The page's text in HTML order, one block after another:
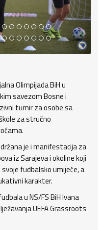
Olimpijada BiH u
savezom Bosne i
turnir za osobe sa
za stručno
je i manifestacija za
iz Sarajeva i okoline koji
fudbalsko umijeće, a
karakter.
u NS/FS BiH Ivana
UEFA Grassroots